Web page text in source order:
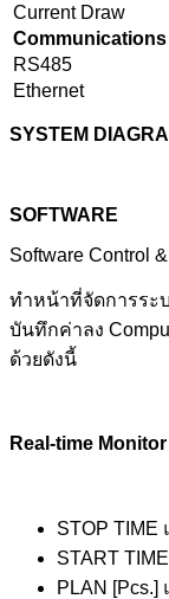
Current Draw
Communications
RS485
Ethernet
SYSTEM
SOFTWARE
Software Control
ทำหน้าที่จัดการระ
บันทึกค่าลง
ด้วยดังนี้
Real-time Monitor
STOP TIME
START
PLAN